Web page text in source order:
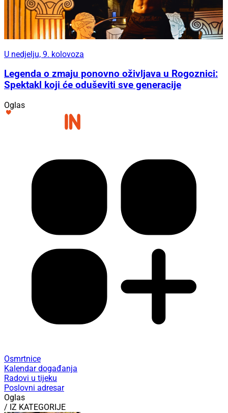
U nedjelju, 9. kolovoza
Legenda o zmaju ponovno oživljava u Rogoznici:
Spektakl koji će oduševiti sve generacije
Oglas
Osmrtnice
Kalendar događanja
Radovi u tijeku
Poslovni adresar
Oglas
/ IZ KATEGORIJE